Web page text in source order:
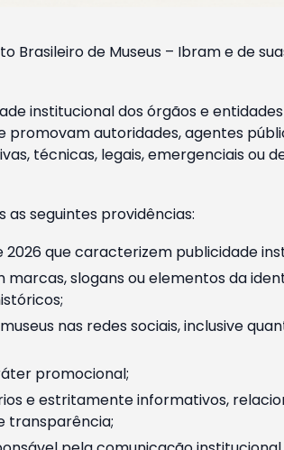
Brasileiro de Museus – Ibram e de
institucional dos órgãos e
autoridades, agentes
técnicas, legais, emergenciais ou
as seguintes providências:
que caracterizem publicidade
slogans ou elementos da
nas redes sociais, inclusive
promocional;
e estritamente informativos,
transparência;